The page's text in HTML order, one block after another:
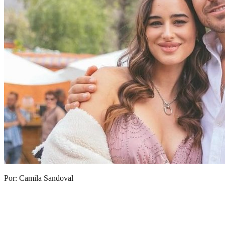
Por: Camila Sandoval